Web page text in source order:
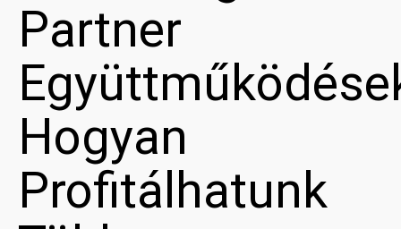
Partner
Hogyan
Profitálhatunk